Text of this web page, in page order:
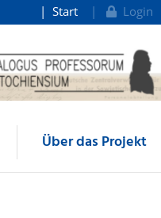
Start Login
Über das Projekt